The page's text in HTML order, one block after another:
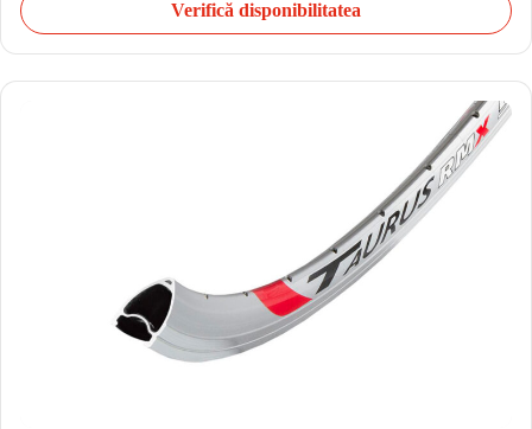
Verifică disponibilitatea